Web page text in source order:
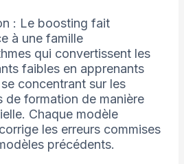
: Le boosting fait
à une famille
qui convertissent les
faibles en apprenants
concentrant sur les
de formation de manière
Chaque modèle
les erreurs commises
précédents.